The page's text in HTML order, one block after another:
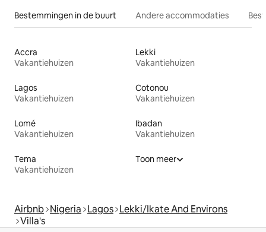
Bestemmingen in de buurt Andere accommodaties
Accra
Vakantiehuizen
Lekki
Vakantiehuizen
Lagos
Vakantiehuizen
Cotonou
Vakantiehuizen
Lomé
Vakantiehuizen
Ibadan
Vakantiehuizen
Tema
Vakantiehuizen
Toon meer
Airbnb Nigeria Lagos Lekki/Ikate And Environs
Villa's